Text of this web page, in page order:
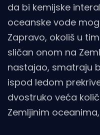
da bi kemijske
oceanske vode
Zapravo, okoliš u
sličan onom na
nastajao, smatraju
ispod ledom
dvostruko veća
Zemljinim